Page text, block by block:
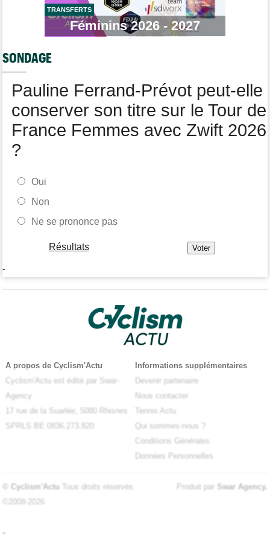
Tour de France
Geraint Thomas : "On est passé à côté du Tour..."
Le Mercato vélo est ouvert... Toutes les dernières infos de
05/08
Tour de France Femmes
Demi Vollering la 5e étape ! Ferrand-Prévot perd tout
TRANSFERTS
Féminins 2026 - 2027
SONDAGE
Pauline Ferrand-Prévot peut-elle
conserver son titre sur le Tour de
France Femmes avec Zwift 2026
?
Oui
Non
Ne se prononce pas
Résultats
-
A propos de Cyclism'Actu
Cyclism'Actu est édité par Swar-
Agency
17 rue de la Suarlée, 5080 Rhisnes
SPRLS BE 0836.273.820
Informations supplémentaires
Devenir partenaire
Nous contacter
Tennis Actu
Qui sommes-nous ?
Conditions Générales
Données Personnelles
© Cyclism'Actu Tous droits réservés
©2008-2026
Produit par Swar Agency.
-